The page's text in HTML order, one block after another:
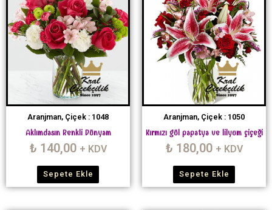
Aranjman, Çiçek : 1048
Aklımdasın Renkli Dünyam
₺ 140,00 + KDV
Sepete Ekle
Aranjman, Çiçek : 1050
Kırmızı gül papatya ve lilyum çiçeği
₺ 180,00 + KDV
Sepete Ekle